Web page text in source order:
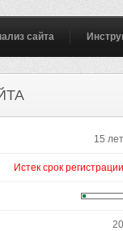
сайта
15 лет
Истек срок регистрации
20